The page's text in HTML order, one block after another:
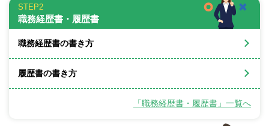
STEP2
職務経歴書・履歴書
職務経歴書の書き方
履歴書の書き方
「職務経歴書・履歴書」一覧へ